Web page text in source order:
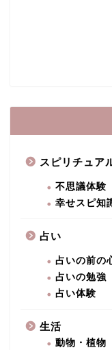
スピリチュア
不思議体験
幸せスピ知
占い
占いの前の
占いの勉強
占い体験
生活
動物・植物